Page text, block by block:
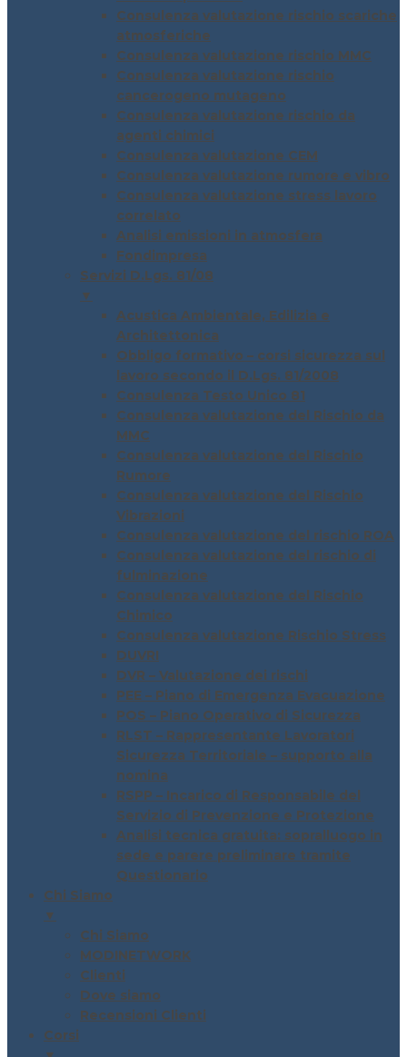
Consulenza valutazione rischio scariche
atmosferiche
Consulenza valutazione rischio MMC
Consulenza valutazione rischio
cancerogeno mutageno
Consulenza valutazione rischio da
agenti chimici
Consulenza valutazione CEM
Consulenza valutazione rumore e vibro
Consulenza valutazione stress lavoro
correlato
Analisi emissioni in atmosfera
Fondimpresa
Servizi D.Lgs. 81/08
▼
Acustica Ambientale, Edilizia e
Architettonica
Obbligo formativo – corsi sicurezza sul
lavoro secondo il D.Lgs. 81/2008
Consulenza Testo Unico 81
Consulenza valutazione del Rischio da
MMC
Consulenza valutazione del Rischio
Rumore
Consulenza valutazione del Rischio
Vibrazioni
Consulenza valutazione del rischio ROA
Consulenza valutazione del rischio di
fulminazione
Consulenza valutazione del Rischio
Chimico
Consulenza valutazione Rischio Stress
DUVRI
DVR – Valutazione dei rischi
PEE – Piano di Emergenza Evacuazione
POS – Piano Operativo di Sicurezza
RLST – Rappresentante Lavoratori
Sicurezza Territoriale – supporto alla
nomina
RSPP – Incarico di Responsabile del
Servizio di Prevenzione e Protezione
Analisi tecnica gratuita: sopralluogo in
sede e parere preliminare tramite
Questionario
Chi Siamo
▼
Chi Siamo
MODINETWORK
Clienti
Dove siamo
Recensioni Clienti
Corsi